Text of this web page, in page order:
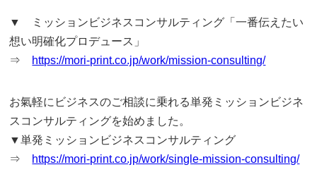
▼ ミッションビジネスコンサルティング「一番伝えたい
想い明確化プロデュース」
⇒ https://mori-print.co.jp/work/mission-consulting/
お氣軽にビジネスのご相談に乗れる単発ミッションビジネ
スコンサルティングを始めました。
▼単発ミッションビジネスコンサルティング
⇒ https://mori-print.co.jp/work/single-mission-consulting/